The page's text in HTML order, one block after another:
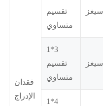
فقدان
الإدراج
تقسيم
متساوي
1*3
تقسيم
متساوي
1*4